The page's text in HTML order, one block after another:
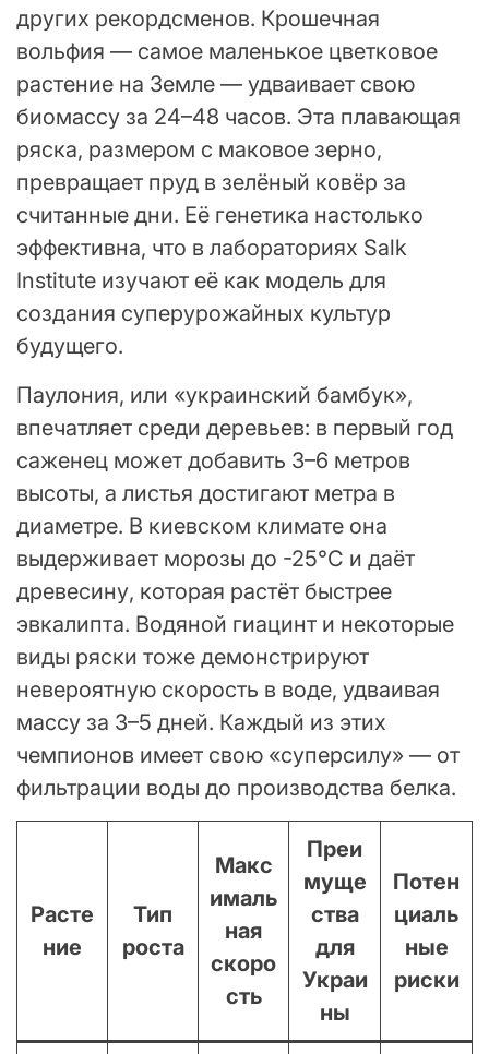
других рекордсменов. Крошечная
вольфия — самое маленькое цветковое
растение на Земле — удваивает свою
биомассу за 24–48 часов. Эта плавающая
ряска, размером с маковое зерно,
превращает пруд в зелёный ковёр за
считанные дни. Её генетика настолько
эффективна, что в лабораториях Salk
Institute изучают её как модель для
создания суперурожайных культур
будущего.
Паулония, или «украинский бамбук»,
впечатляет среди деревьев: в первый год
саженец может добавить 3–6 метров
высоты, а листья достигают метра в
диаметре. В киевском климате она
выдерживает морозы до -25°C и даёт
древесину, которая растёт быстрее
эвкалипта. Водяной гиацинт и некоторые
виды ряски тоже демонстрируют
невероятную скорость в воде, удваивая
массу за 3–5 дней. Каждый из этих
чемпионов имеет свою «суперсилу» — от
фильтрации воды до производства белка.
Расте
ние
Тип
роста
Макс
ималь
ная
скоро
сть
Преи
муще
ства
для
Украи
ны
Потен
циаль
ные
риски